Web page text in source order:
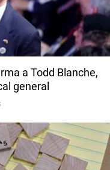
a Todd Blanche,
general